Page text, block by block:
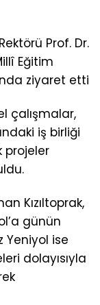
Prof. Dr.
Eğitim
ziyaret etti
çalışmalar,
iş birliği
projeler
Kızıltoprak,
günün
Yeniyol ise
dolayısıyla